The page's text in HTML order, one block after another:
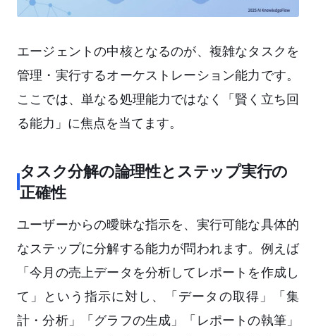
エージェントの中核となるのが、複雑なタスクを
管理・実行するオーケストレーション能力です。
ここでは、単なる処理能力ではなく「賢く立ち回
る能力」に焦点を当てます。
タスク分解の論理性とステップ実行の
正確性
ユーザーからの曖昧な指示を、実行可能な具体的
なステップに分解する能力が問われます。例えば
「今月の売上データを分析してレポートを作成し
て」という指示に対し、「データの取得」「集
計・分析」「グラフの生成」「レポートの執筆」